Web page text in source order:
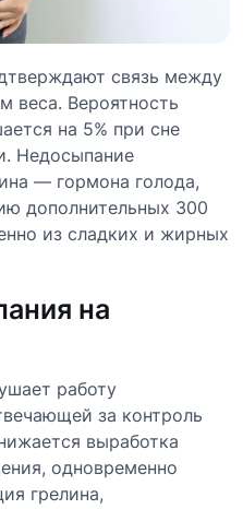
связь между
веса. Вероятность
на 5% при сне
Недосыпание
— гормона голода,
дополнительных 300
из сладких и жирных
на
работу
за контроль
выработка
одновременно
грелина,